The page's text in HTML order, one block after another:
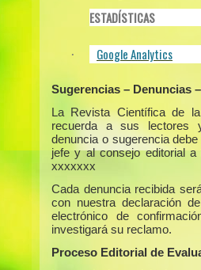
ESTADÍSTICAS
· Google Analytics
Sugerencias – Denuncias
La Revista Científica de
recuerda a sus lectores
denuncia o sugerencia
jefe y al consejo editorial
xxxxxxx
Cada denuncia recibida
con nuestra declaración
electrónico de
investigará su reclamo.
Proceso Editorial de